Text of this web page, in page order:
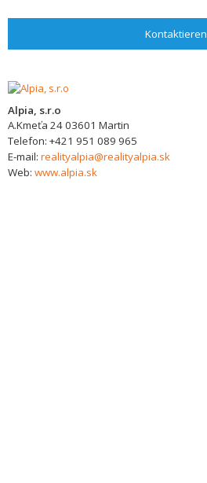
Kontaktieren
Alpia, s.r.o
A.Kmeťa 2403601 Martin
Telefon: +421 951 089 965
E-mail: realityalpia@realityalpia.sk
Web: www.alpia.sk